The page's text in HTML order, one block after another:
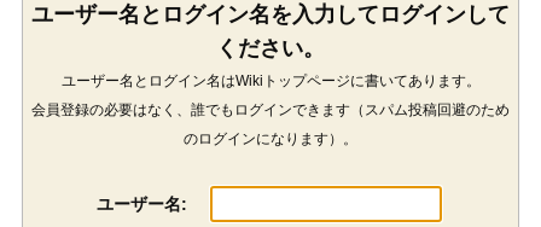
ユーザー名とログイン名を入力してログインして
ください。
ユーザー名とログイン名はWikiトップページに書いてあります。
会員登録の必要はなく、誰でもログインできます（スパム投稿回避のため
のログインになります）。
ユーザー名: